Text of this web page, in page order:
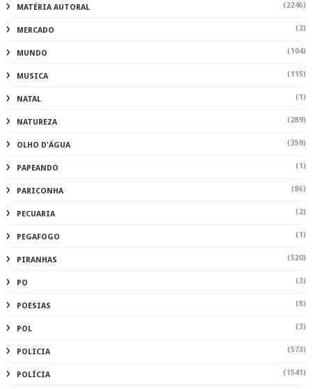
MATÉRIA AUTORAL (2246)
MERCADO (2)
MUNDO (104)
MUSICA (115)
NATAL (1)
NATUREZA (289)
OLHO D'ÁGUA (359)
PAPEANDO (1)
PARICONHA (86)
PECUARIA (2)
PEGAFOGO (1)
PIRANHAS (520)
PO (3)
POESIAS (8)
POL (3)
POLICIA (573)
POLÍCIA (1541)